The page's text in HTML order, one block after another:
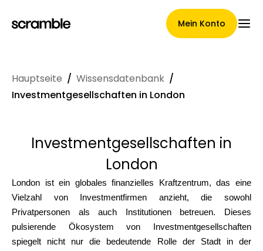
Mein Konto
Hauptseite
Konditionen der
Forderungsabtretung
Markengalerie
Hauptseite / Wissensdatenbank /
Investmentgesellschaften in London
Investmentgesellschaften in
London
London ist ein globales finanzielles Kraftzentrum, das eine
Vielzahl von Investmentfirmen anzieht, die sowohl
Privatpersonen als auch Institutionen betreuen. Dieses
pulsierende Ökosystem von Investmentgesellschaften
spiegelt nicht nur die bedeutende Rolle der Stadt in der